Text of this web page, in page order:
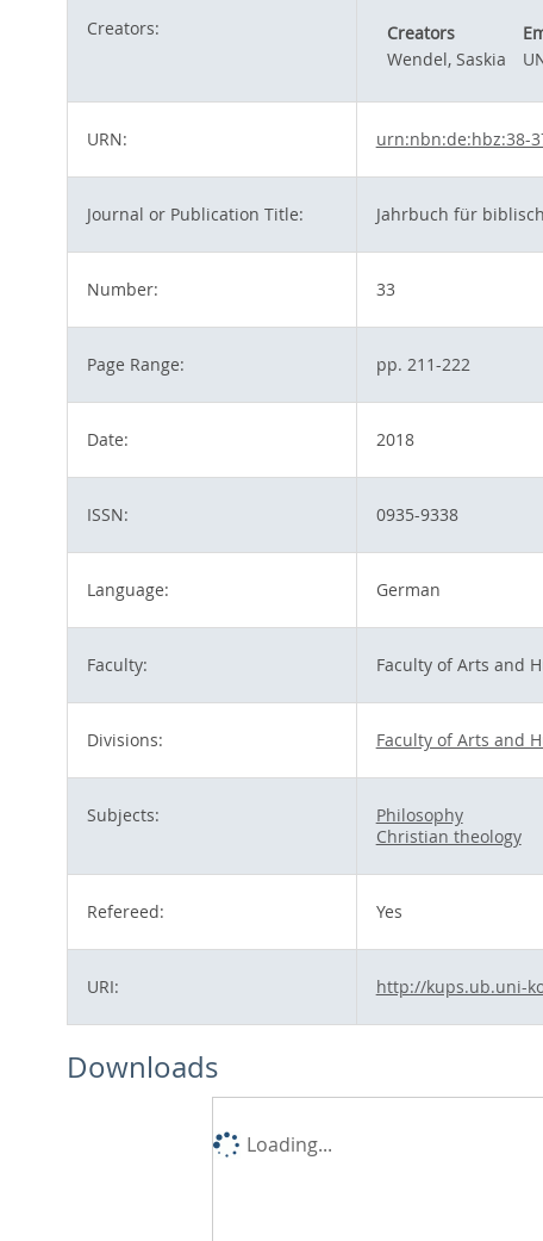
Creators: Creators
Wendel, Saskia
URN: urn:nbn:de:hbz:38-
Journal or Publication Title: Jahrbuch für
Number: 33
Page Range: pp. 211-222
Date: 2018
ISSN: 0935-9338
Language: German
Faculty: Faculty of Arts and
Divisions: Faculty of Arts and
Subjects:
Philosophy
Christian theology
Refereed: Yes
URI: http://kups.ub.uni-
Downloads
Loading...